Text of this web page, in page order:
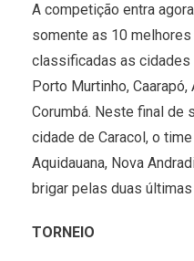
A competição entra
somente as 10
classificadas as cidades
Porto Murtinho,
Corumbá. Neste final de
cidade de Caracol, o time
Aquidauana, Nova
brigar pelas duas
TORNEIO